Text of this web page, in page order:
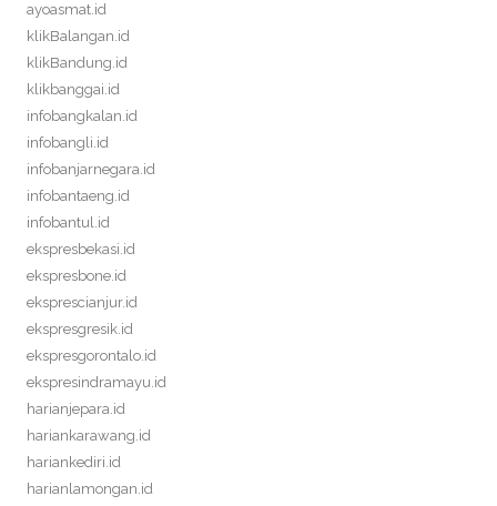
ayoasmat.id
klikBalangan.id
klikBandung.id
klikbanggai.id
infobangkalan.id
infobangli.id
infobanjarnegara.id
infobantaeng.id
infobantul.id
ekspresbekasi.id
ekspresbone.id
eksprescianjur.id
ekspresgresik.id
ekspresgorontalo.id
ekspresindramayu.id
harianjepara.id
hariankarawang.id
hariankediri.id
harianlamongan.id